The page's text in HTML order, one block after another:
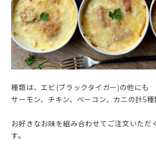
種類は、エビ(ブラックタイガー)の他にも
サーモン、チキン、ベーコン、カニの計5種
お好きなお味を組み合わせてご注文いただ
す。